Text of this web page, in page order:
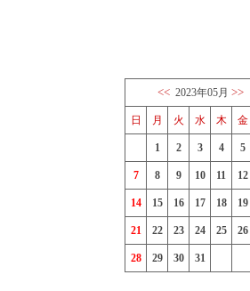
<< 2023年05月 >>
日 月 火 水 木 金
1 2 3 4 5
7 8 9 10 11 12
14 15 16 17 18 19
21 22 23 24 25 26
28 29 30 31